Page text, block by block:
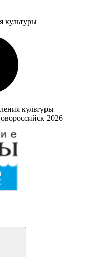
культуры
культуры
2026